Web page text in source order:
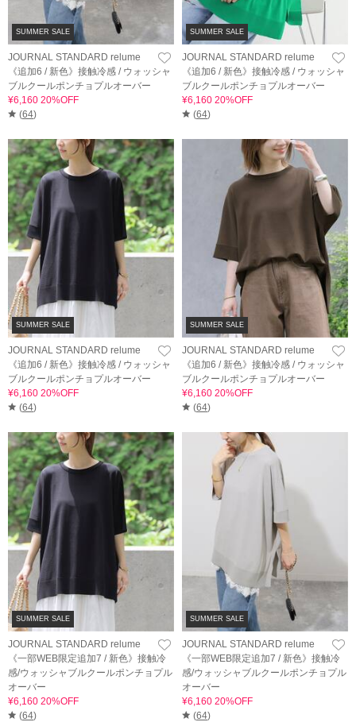
SUMMER SALE
JOURNAL STANDARD relume
《追加6 / 新色》接触冷感 / ウォッシャ
ブルクールポンチョプルオーバー
¥6,160 20%OFF
(64)
SUMMER SALE
JOURNAL STANDARD relume
《追加6 / 新色》接触冷感 / ウォッシャ
ブルクールポンチョプルオーバー
¥6,160 20%OFF
(64)
SUMMER SALE
JOURNAL STANDARD relume
《追加6 / 新色》接触冷感 / ウォッシャ
ブルクールポンチョプルオーバー
¥6,160 20%OFF
(64)
SUMMER SALE
JOURNAL STANDARD relume
《追加6 / 新色》接触冷感 / ウォッシャ
ブルクールポンチョプルオーバー
¥6,160 20%OFF
(64)
SUMMER SALE
JOURNAL STANDARD relume
《一部WEB限定追加7 / 新色》接触冷
感/ウォッシャブルクールポンチョプル
オーバー
¥6,160 20%OFF
(64)
SUMMER SALE
JOURNAL STANDARD relume
《一部WEB限定追加7 / 新色》接触冷
感/ウォッシャブルクールポンチョプル
オーバー
¥6,160 20%OFF
(64)